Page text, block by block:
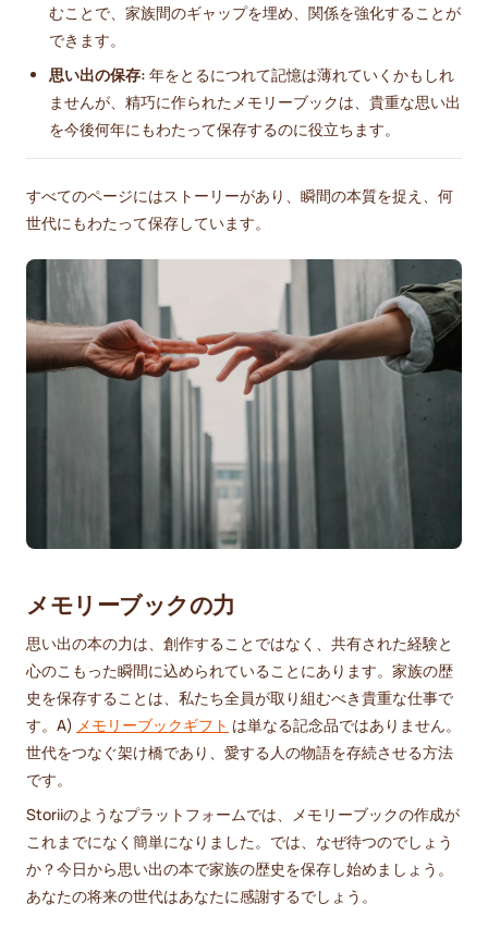
むことで、家族間のギャップを埋め、関係を強化することが
できます。
思い出の保存: 年をとるにつれて記憶は薄れていくかもしれ
ませんが、精巧に作られたメモリーブックは、貴重な思い出
を今後何年にもわたって保存するのに役立ちます。
すべてのページにはストーリーがあり、瞬間の本質を捉え、何
世代にもわたって保存しています。
メモリーブックの力
思い出の本の力は、創作することではなく、共有された経験と
心のこもった瞬間に込められていることにあります。家族の歴
史を保存することは、私たち全員が取り組むべき貴重な仕事で
す。A) メモリーブックギフト は単なる記念品ではありません。
世代をつなぐ架け橋であり、愛する人の物語を存続させる方法
です。
Storiiのようなプラットフォームでは、メモリーブックの作成が
これまでになく簡単になりました。では、なぜ待つのでしょう
か？今日から思い出の本で家族の歴史を保存し始めましょう。
あなたの将来の世代はあなたに感謝するでしょう。